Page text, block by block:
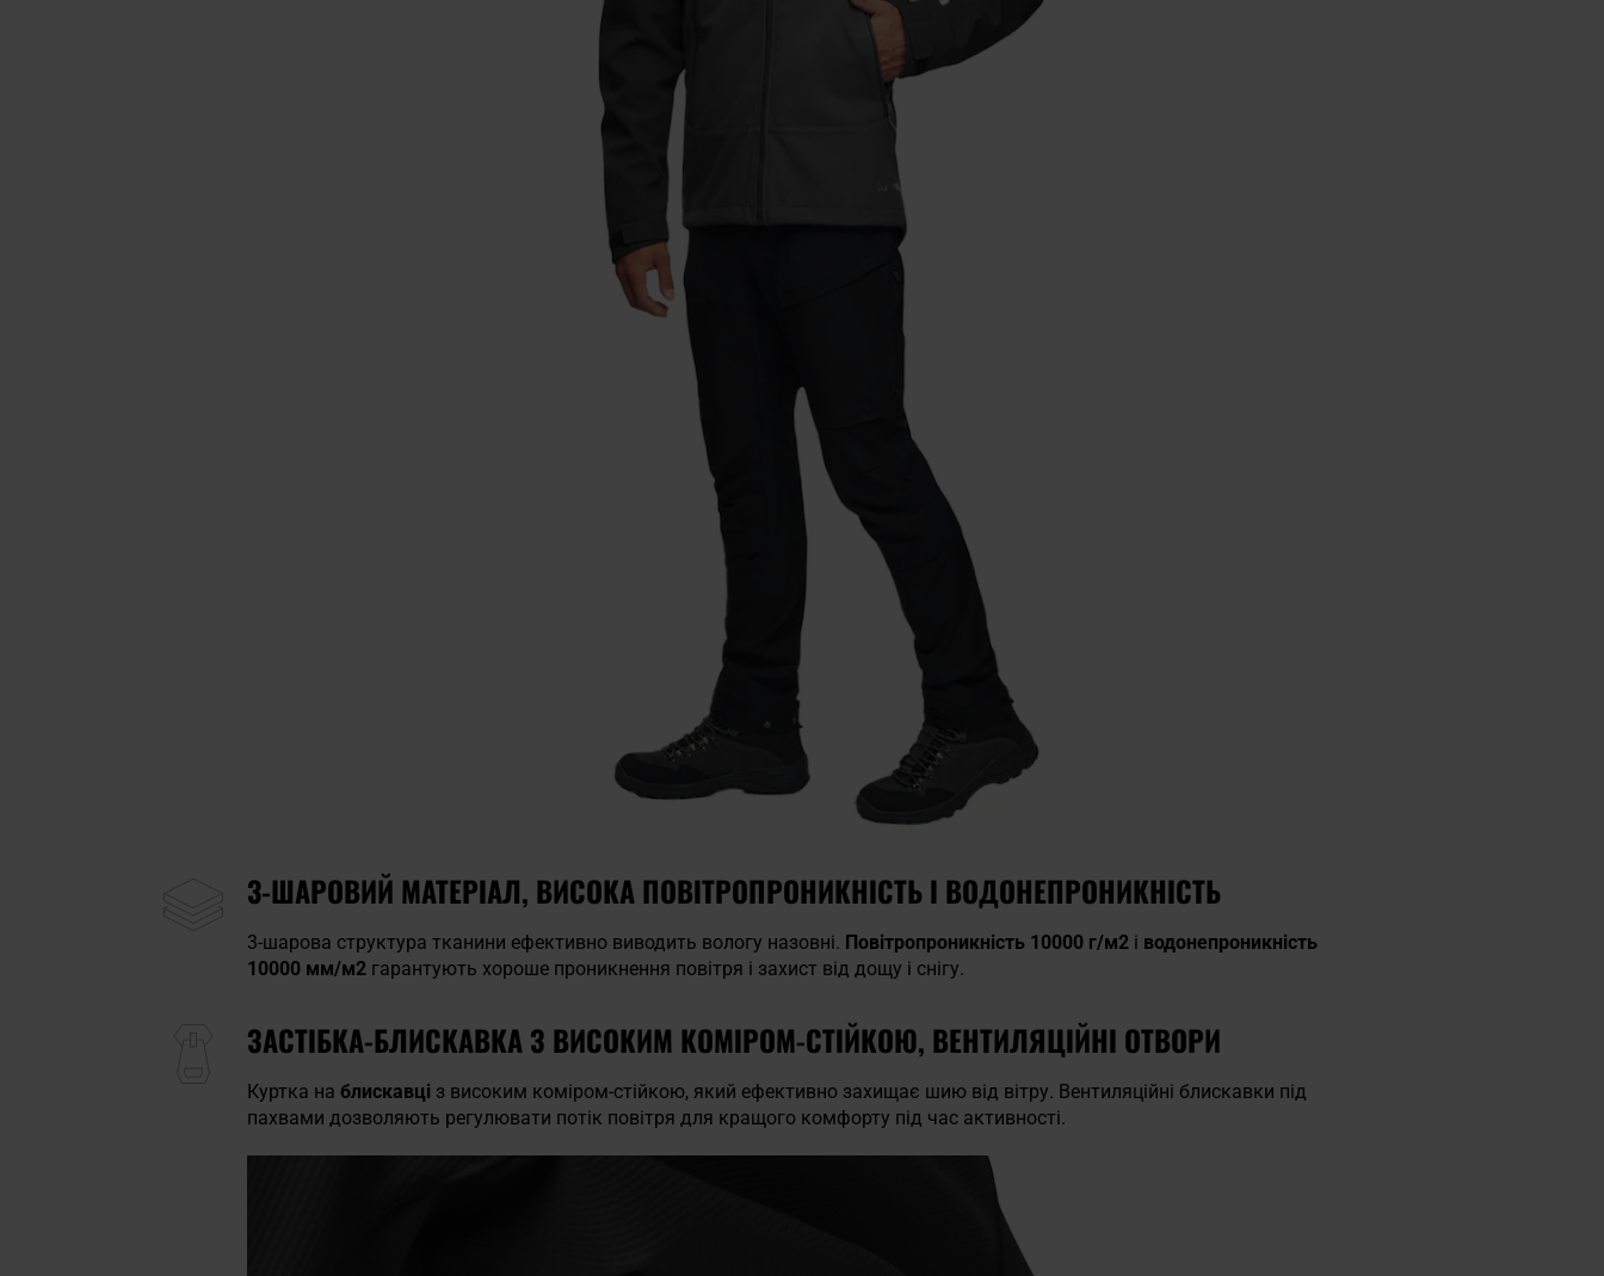
3-ШАРОВИЙ МАТЕРІАЛ, ВИСОКА ПОВІТРОПРОНИКНІСТЬ І ВОДОНЕПРОНИКНІСТЬ
3-шарова структура тканини ефективно виводить вологу назовні. Повітропроникність 10000 г/м2 і водонепроникність
10000 мм/м2 гарантують хороше проникнення повітря і захист від дощу і снігу.
ЗАСТІБКА-БЛИСКАВКА З ВИСОКИМ КОМІРОМ-СТІЙКОЮ, ВЕНТИЛЯЦІЙНІ ОТВОРИ
Куртка на блискавці з високим коміром-стійкою, який ефективно захищає шию від вітру. Вентиляційні блискавки під
пахвами дозволяють регулювати потік повітря для кращого комфорту під час активності.